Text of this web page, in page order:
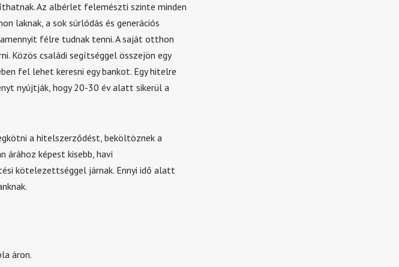
Az albérlet felemészti szinte minden
laknak, a sok súrlódás és generációs
félre tudnak tenni. A saját otthon
Közös családi segítséggel összejön egy
fel lehet keresni egy bankot. Egy hitelre
nyújtják, hogy 20-30 év alatt sikerül a
a hitelszerződést, beköltöznek a
árához képest kisebb, havi
kötelezettséggel járnak. Ennyi idő alatt
áron.